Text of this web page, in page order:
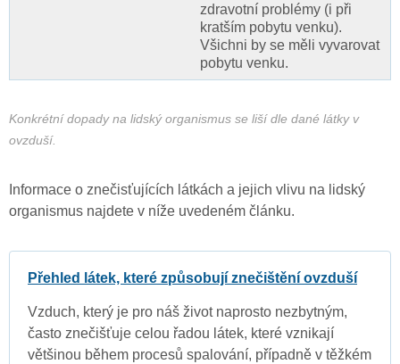
zdravotní problémy (i při
kratším pobytu venku).
Všichni by se měli vyvarovat
pobytu venku.
Konkrétní dopady na lidský organismus se liší dle dané látky v
ovzduší.
Informace o znečisťujících látkách a jejich vlivu na lidský
organismus najdete v níže uvedeném článku.
Přehled látek, které způsobují znečištění ovzduší
Vzduch, který je pro náš život naprosto nezbytným,
často znečišťuje celou řadou látek, které vznikají
většinou během procesů spalování, případně v těžkém